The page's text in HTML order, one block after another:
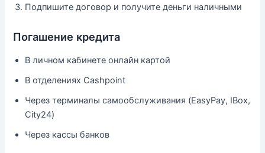
Подпишите договор и получите деньги наличными
Погашение кредита
В личном кабинете онлайн картой
В отделениях Cashpoint
Через терминалы самообслуживания (EasyPay, IBox,
City24)
Через кассы банков